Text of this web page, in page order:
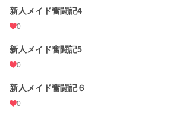
新人メイド奮闘記4
0
新人メイド奮闘記5
0
新人メイド奮闘記６
0